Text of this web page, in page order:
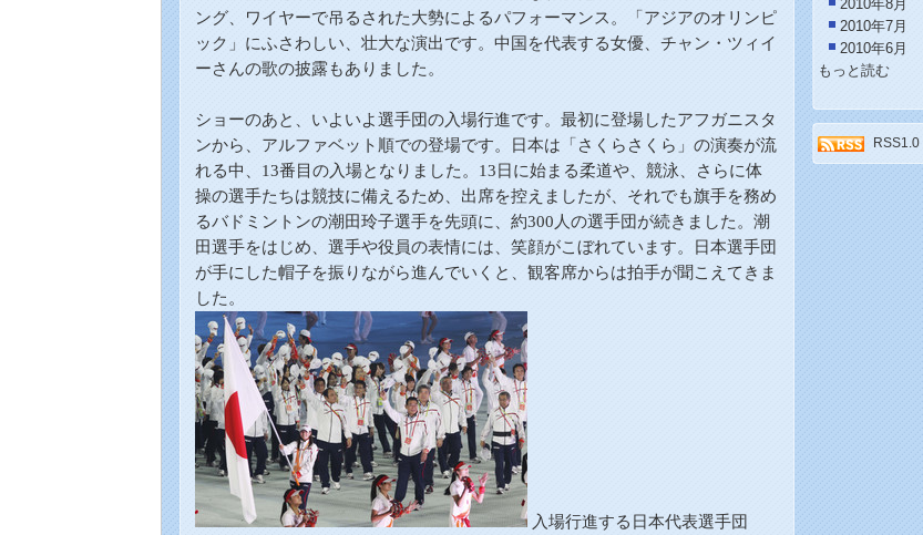
ング、ワイヤーで吊るされた大勢によるパフォーマンス。「アジアのオリンピ
ック」にふさわしい、壮大な演出です。中国を代表する女優、チャン・ツィイ
ーさんの歌の披露もありました。
ショーのあと、いよいよ選手団の入場行進です。最初に登場したアフガニスタ
ンから、アルファベット順での登場です。日本は「さくらさくら」の演奏が流
れる中、13番目の入場となりました。13日に始まる柔道や、競泳、さらに体
操の選手たちは競技に備えるため、出席を控えましたが、それでも旗手を務め
るバドミントンの潮田玲子選手を先頭に、約300人の選手団が続きました。潮
田選手をはじめ、選手や役員の表情には、笑顔がこぼれています。日本選手団
が手にした帽子を振りながら進んでいくと、観客席からは拍手が聞こえてきま
した。
入場行進する日本代表選手団
2010年8月
2010年7月
2010年6月
もっと読む
RSS1.0